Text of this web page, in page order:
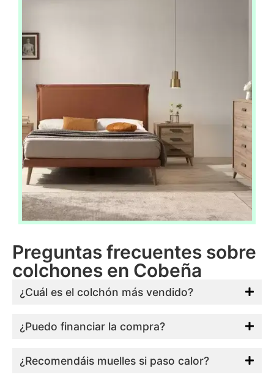
Preguntas frecuentes sobre
colchones en Cobeña
¿Cuál es el colchón más vendido?
¿Puedo financiar la compra?
¿Recomendáis muelles si paso calor?